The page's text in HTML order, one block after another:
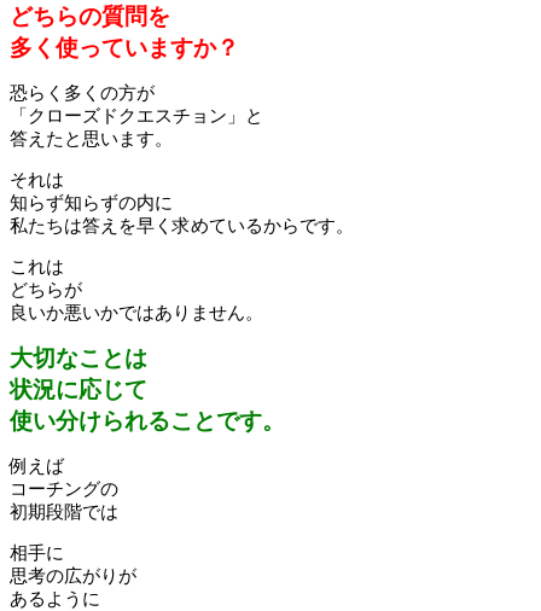
どちらの質問を
多く使っていますか？
恐らく多くの方が
「クローズドクエスチョン」と
答えたと思います。
それは
知らず知らずの内に
私たちは答えを早く求めているからです。
これは
どちらが
良いか悪いかではありません。
大切なことは
状況に応じて
使い分けられることです。
例えば
コーチングの
初期段階では
相手に
思考の広がりが
あるように